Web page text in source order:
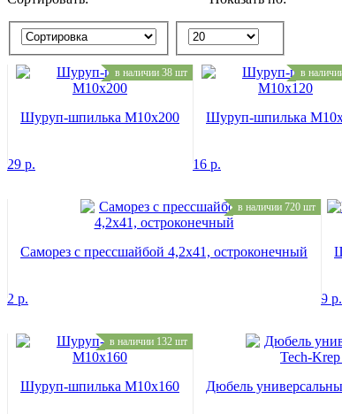
в наличии 38 шт
Шуруп-шпилька M10x200
29 р.
в
Шуруп-шпилька
16 р.
в наличии 720 шт
Саморез с прессшайбой 4,2х41, остроконечный
2 р. 9 р.
в наличии 132 шт
Шуруп-шпилька M10x160 Дюбель